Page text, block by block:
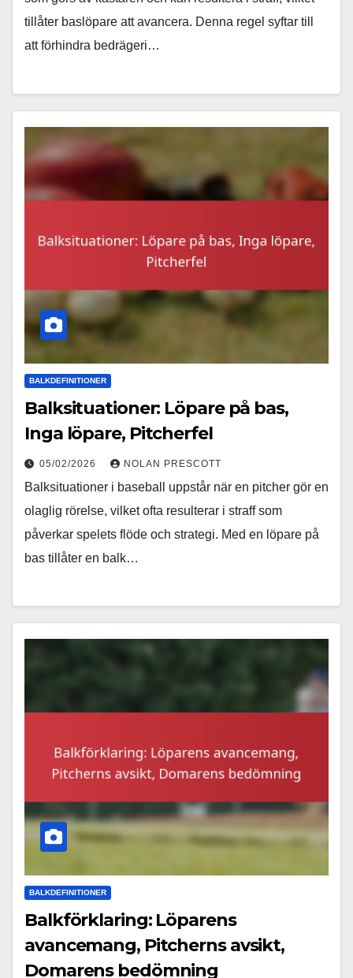
tillåter baslöpare att avancera. Denna regel syftar till
att förhindra bedrägeri…
BALKDEFINITIONER
Balksituationer: Löpare på bas,
Inga löpare, Pitcherfel
05/02/2026 NOLAN PRESCOTT
Balksituationer i baseball uppstår när en pitcher gör en
olaglig rörelse, vilket ofta resulterar i straff som
påverkar spelets flöde och strategi. Med en löpare på
bas tillåter en balk…
BALKDEFINITIONER
Balkförklaring: Löparens
avancemang, Pitcherns avsikt,
Domarens bedömning